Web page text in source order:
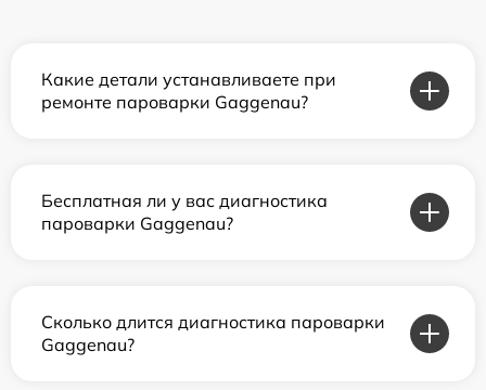
Какие детали устанавливаете при
ремонте пароварки Gaggenau?
Бесплатная ли у вас диагностика
пароварки Gaggenau?
Сколько длится диагностика пароварки
Gaggenau?